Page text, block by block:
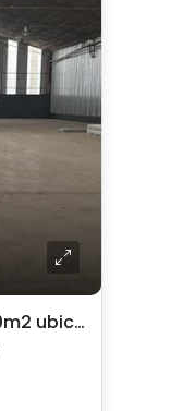
Galpón en alquiler de 2300m2 ubicado en La Reja